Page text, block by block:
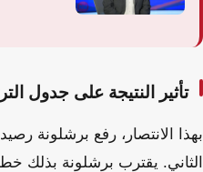
تأثير النتيجة على جدول
الثاني. يقترب برشلونة بذلك